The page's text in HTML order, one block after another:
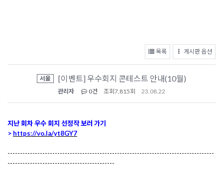
목록 게시판 옵션
서울 [이벤트] 우수회지 콘테스트 안내(10월)
관리자 0건 조회 7,815회 23.08.22
지난 회차 우수 회지 선정작 보러 가기
> https://vo.la/yt8GY7
-----------------------------------------------------------------------------------
-------------------------------------------